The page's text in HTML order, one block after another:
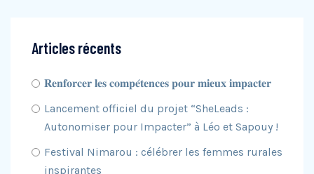
Articles récents
𝐑𝐞𝐧𝐟𝐨𝐫𝐜𝐞𝐫 𝐥𝐞𝐬 𝐜𝐨𝐦𝐩𝐞́𝐭𝐞𝐧𝐜𝐞𝐬 𝐩𝐨𝐮𝐫 𝐦𝐢𝐞𝐮𝐱 𝐢𝐦𝐩𝐚𝐜𝐭𝐞𝐫
Lancement officiel du projet “SheLeads :
Autonomiser pour Impacter” à Léo et Sapouy !
Festival Nimarou : célébrer les femmes rurales
inspirantes